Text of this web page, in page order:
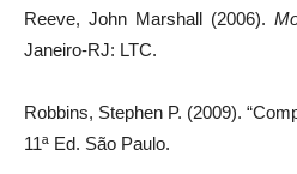
Reeve, John Marshall (2006).
Janeiro-RJ: LTC.
Robbins, Stephen P. (2009).
11ª Ed. São Paulo.